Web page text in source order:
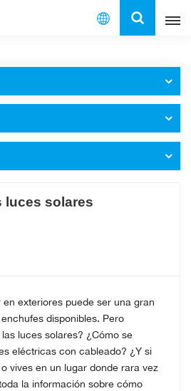
Español
luces solares
exteriores puede ser una gran
disponibles. Pero
luces solares? ¿Cómo se
eléctricas con cableado? ¿Y si
vives en un lugar donde rara vez
la información sobre cómo